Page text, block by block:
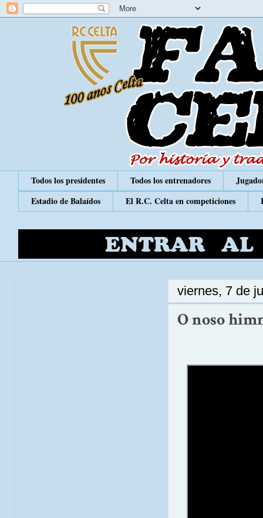
Todos los presidentes Todos los entrenadores
Estadio de Balaídos
El R.C. Celta en competiciones
viernes, 7 de
O noso